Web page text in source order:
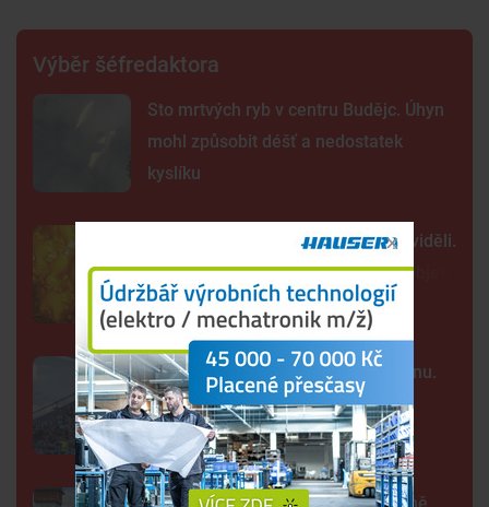
Výběr šéfredaktora
Sto mrtvých ryb v centru Budějc. Úhyn
mohl způsobit déšť a nedostatek
kyslíku
Tak detailně jsme Slunce ještě neviděli.
Nové snímky přinesly průlomový objev
Kraj nabízí za Dynamo 32,55 milionu.
Převod akcií chce dokončit co
nejrychleji